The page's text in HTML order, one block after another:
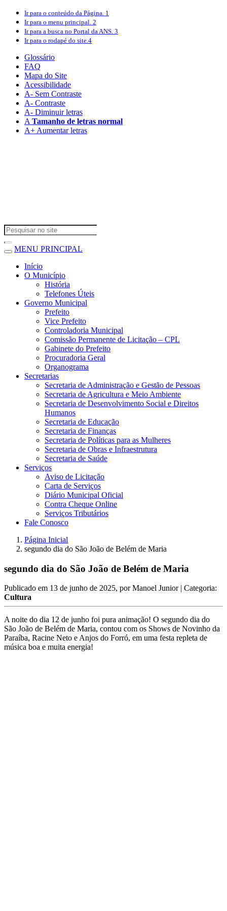
Ir para o conteúdo da Página. 1
Ir para o menu principal. 2
Ir para a busca no Portal da ANS. 3
Ir para o rodapé do site.4
Glossário
FAQ
Mapa do Site
Acessibilidade
A- Sem Contraste
A- Contraste
A- Diminuir letras
A Tamanho de letras normal
A+ Aumentar letras
MENU PRINCIPAL
Início
O Município
História
Telefones Úteis
Governo Municipal
Prefeito
Vice Prefeito
Controladoria Municipal
Comissão Permanente de Licitação – CPL
Gabinete do Prefeito
Procuradoria Geral
Organograma
Secretarias
Secretaria de Administração e Gestão de Pessoas
Secretaria de Agricultura e Meio Ambiente
Secretaria de Desenvolvimento Social e Direitos
Humanos
Secretaria de Educação
Secretaria de Finanças
Secretaria de Políticas para as Mulheres
Secretaria de Obras e Infraestrutura
Secretaria de Saúde
Serviços
Aviso de Licitação
Carta de Serviços
Diário Municipal Oficial
Contra Cheque Online
Serviços Tributários
Fale Conosco
Página Inicial
segundo dia do São João de Belém de Maria
segundo dia do São João de Belém de Maria
Publicado em 13 de junho de 2025, porManoel Junior | Categoria:
Cultura
A noite do dia 12 de junho foi pura animação! O segundo dia do
São João de Belém de Maria, contou com os Shows de Novinho da
Paraíba, Racine Neto e Anjos do Forró, em uma festa repleta de
música boa e muita energia!